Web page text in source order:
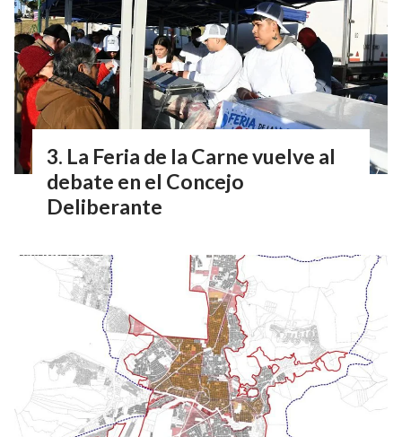
La Feria de la Carne vuelve al
debate en el Concejo
Deliberante